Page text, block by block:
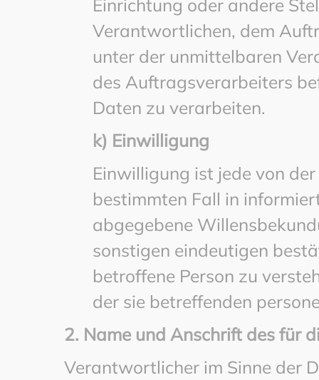
Verantwortlichen, dem
unter der unmittelbaren
des Auftragsverarbeiters
Daten zu verarbeiten.
k) Einwilligung
Einwilligung ist jede von
bestimmten Fall in
abgegebene
sonstigen eindeutigen
betroffene Person zu
der sie betreffenden
2. Name und Anschrift des für
Verantwortlicher im Sinne der